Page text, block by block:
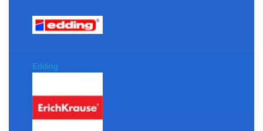
Edding